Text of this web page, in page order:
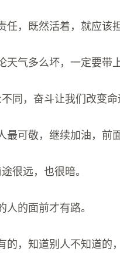
任，既然活着，就应该
天气多么坏，一定要带
同，奋斗让我们改变命
最可敬，继续加油，前
很远，也很暗。
人的面前才有路。
的，知道别人不知道的，